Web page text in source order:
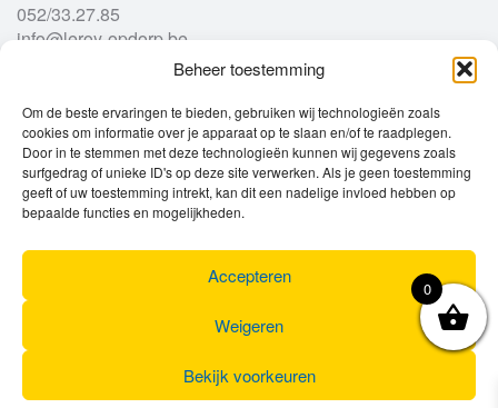
Beheer toestemming
Om de beste ervaringen te bieden, gebruiken wij technologieën zoals
cookies om informatie over je apparaat op te slaan en/of te raadplegen.
Door in te stemmen met deze technologieën kunnen wij gegevens zoals
surfgedrag of unieke ID's op deze site verwerken. Als je geen toestemming
geeft of uw toestemming intrekt, kan dit een nadelige invloed hebben op
bepaalde functies en mogelijkheden.
Accepteren
Weigeren
Bekijk voorkeuren
052/33.27.85
info@leroy-opdorp.be
Openingsuren
Ma
gesloten
Di
9u – 12u
13u – 18u00
Wo
9u – 12u
13u – 18u00
Do
9u – 12u
13u – 18u00
13u – 18u00
Za
0